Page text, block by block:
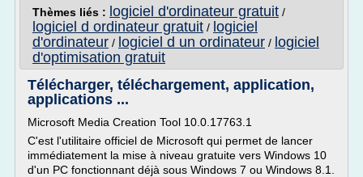
Thèmes liés : logiciel d'ordinateur gratuit /
logiciel d ordinateur gratuit / logiciel
d'ordinateur / logiciel d un ordinateur / logiciel
d'optimisation gratuit
Télécharger, téléchargement, application,
applications ...
Microsoft Media Creation Tool 10.0.17763.1
C'est l'utilitaire officiel de Microsoft qui permet de lancer
immédiatement la mise à niveau gratuite vers Windows 10
d'un PC fonctionnant déjà sous Windows 7 ou Windows 8.1.